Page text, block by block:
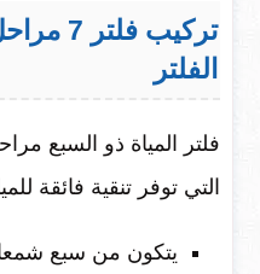
تركيب
الفلتر
فلتر المياة ذو السبع
التي توفر تنقية فائقة
يتكون من سبع